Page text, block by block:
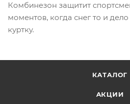
Комбинезон защитит
моментов, когда снег то и
куртку.
КАТАЛОГ
АКЦИИ